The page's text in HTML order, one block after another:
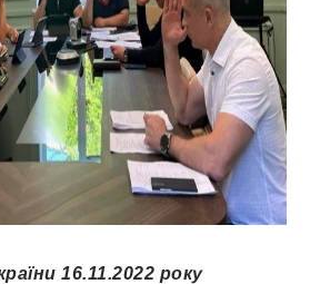
16.11.2022 року